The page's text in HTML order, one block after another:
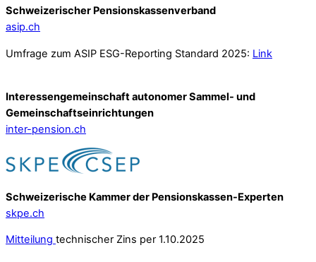
Schweizerischer Pensionskassenverband
asip.ch
Umfrage zum ASIP ESG-Reporting Standard 2025: Link
Interessengemeinschaft autonomer Sammel- und
Gemeinschafts­einrichtungen
inter-pension.ch
Schweizerische Kammer der Pensionskassen-Experten
skpe.ch
Mitteilung technischer Zins per 1.10.2025